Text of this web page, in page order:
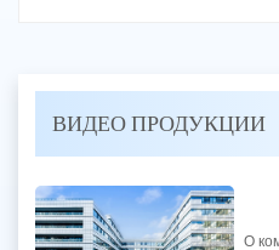
ВИДЕО ПРОДУКЦИИ
О